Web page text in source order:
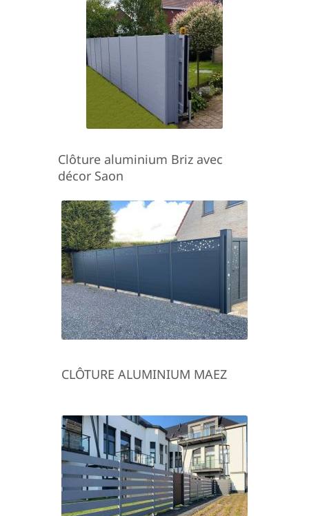
Clôture aluminium Briz avec
décor Saon
CLÔTURE ALUMINIUM MAEZ